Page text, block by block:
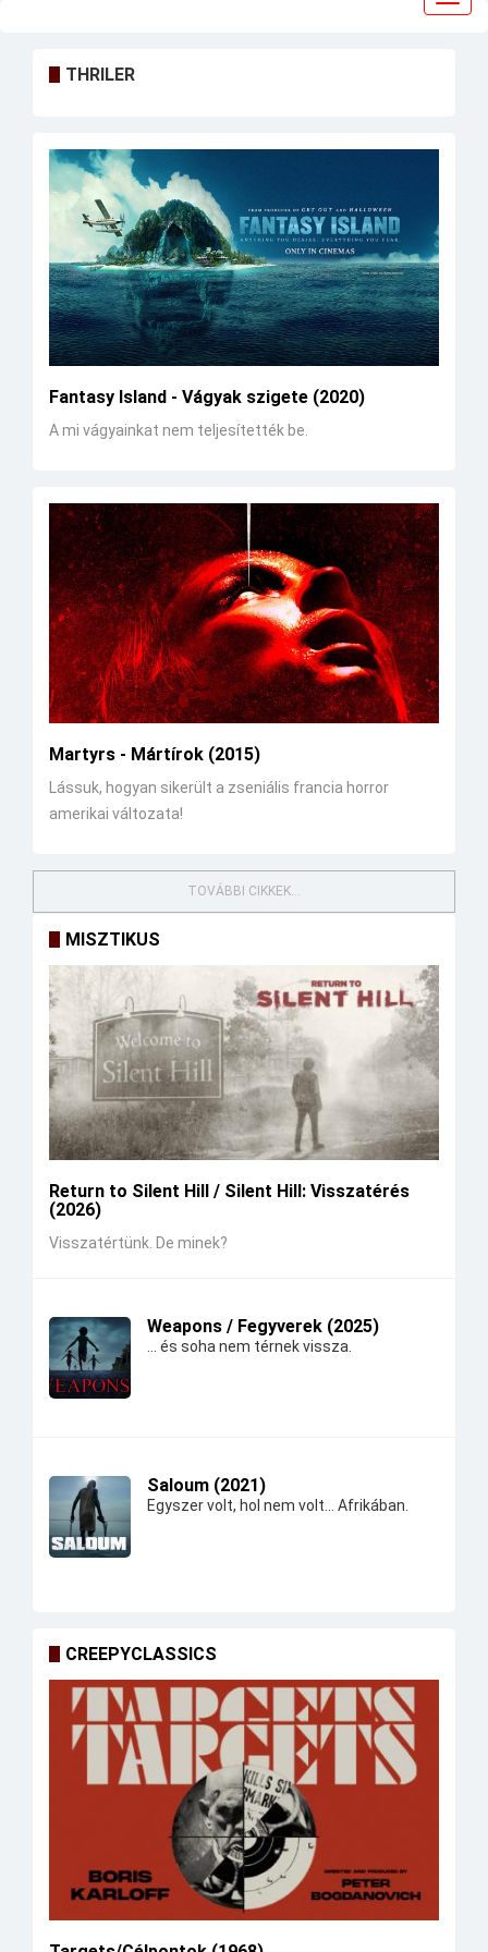
THRILER
Fantasy Island - Vágyak szigete (2020)
A mi vágyainkat nem teljesítették be.
Martyrs - Mártírok (2015)
Lássuk, hogyan sikerült a zseniális francia horror
amerikai változata!
TOVÁBBI CIKKEK...
MISZTIKUS
Return to Silent Hill / Silent Hill: Visszatérés
(2026)
Visszatértünk. De minek?
Weapons / Fegyverek (2025)
... és soha nem térnek vissza.
Saloum (2021)
Egyszer volt, hol nem volt... Afrikában.
CREEPYCLASSICS